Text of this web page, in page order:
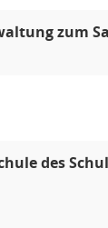
zum
des